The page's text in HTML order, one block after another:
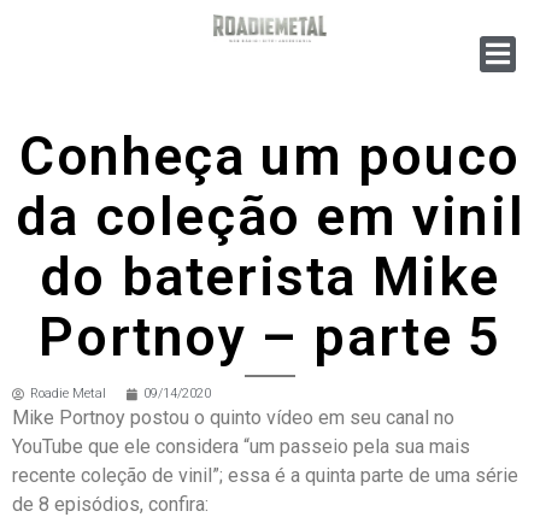
Conheça um pouco
da coleção em vinil
do baterista Mike
Portnoy – parte 5
Roadie Metal 09/14/2020
Mike Portnoy postou o quinto vídeo em seu canal no
YouTube que ele considera “um passeio pela sua mais
recente coleção de vinil”; essa é a quinta parte de uma série
de 8 episódios, confira: